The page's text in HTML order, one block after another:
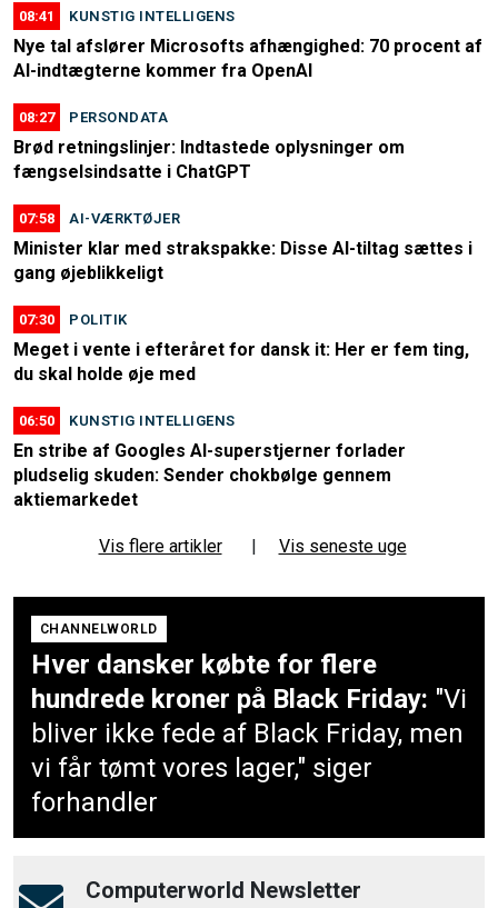
08:41 KUNSTIG INTELLIGENS
Nye tal afslører Microsofts afhængighed: 70 procent af
AI-indtægterne kommer fra OpenAI
08:27 PERSONDATA
Brød retningslinjer: Indtastede oplysninger om
fængselsindsatte i ChatGPT
07:58 AI-VÆRKTØJER
Minister klar med strakspakke: Disse AI-tiltag sættes i
gang øjeblikkeligt
07:30 POLITIK
Meget i vente i efteråret for dansk it: Her er fem ting,
du skal holde øje med
06:50 KUNSTIG INTELLIGENS
En stribe af Googles AI-superstjerner forlader
pludselig skuden: Sender chokbølge gennem
aktiemarkedet
Vis flere artikler Vis seneste uge
CHANNELWORLD
Hver dansker købte for flere
hundrede kroner på Black Friday: "Vi
bliver ikke fede af Black Friday, men
vi får tømt vores lager," siger
forhandler
Computerworld Newsletter